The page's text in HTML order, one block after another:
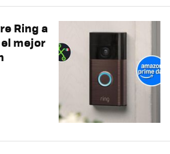
Ring a
el mejor